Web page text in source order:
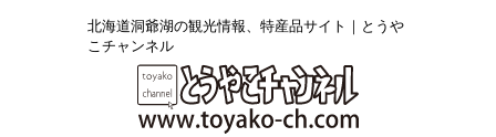
北海道洞爺湖の観光情報、特産品サイト｜とうや
こチャンネル